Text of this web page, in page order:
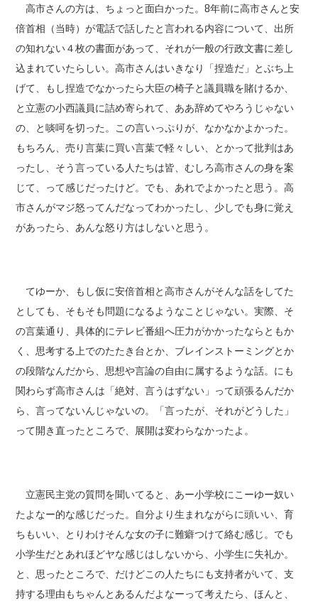
高市さんの方は、ちょっと面白かった。8年前に高市さんと安
倍首相（当時）が電話で話したと言われる内容について、出所
の知れない４枚の書面があって、それが一般の行政文書に差し
込まれていたらしい。高市さんはいきなり「捏造だ」とぶち上
げて、もし捏造でなかったら大臣の椅子と議員職を賭けるか、
と立憲の小西議員に詰め寄られて、ああ辞めてやろうじゃない
の、と啖呵を切った。この言いっぷりが、なかなかよかった。
もちろん、売り言葉に買い言葉で軽々しい、とかって批判はあ
ったし、そう言っている人たちは皆、むしろ高市さんの身を案
じて、って感じだったけど。でも、あれでよかったと思う。高
市さんがマジ怒ってんだなってわかったし、少しでも身に覚え
があったら、あんな怒り方はしないと思う。
てゆーか、もし仮に安倍首相と高市さんがそんな話をしてた
としても、そもそも問題になるようなことじゃない。実際、そ
の言葉通り、具体的にテレビ番組へ圧力がかかったならともか
く、思考する上でのたたき台とか、ブレインストーミングとか
の段階なんだから、思想や言論の自由に属するような話。にも
関わらず高市さんは「絶対、言うはずない」って頑張るんだか
ら、言ってないんじゃないの。「言ったが、それがどうした」
って開き直ったところで、展開は変わらなかったよ。
立憲民主党の質問を聞いてると、あー小学校にこーゆー奴い
たよなー的な感じだった。自分より生まれながらに頭いい、育
ちもいい、とりわけそんな女の子に難癖つけて絡む感じ。でも
小学生だとあれほどヤな感じはしないから、小学生に失礼か。
と、思ったところで、だけどこの人たちにも支持者がいて、支
持する理由もちゃんとあるんだよなーって考えたら、ほんと、